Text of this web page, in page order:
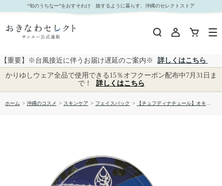
【チュフディナチュール】オキナワペーストクレイ クチャ｜おきなわセレクト サンエー公式
通販
“旬のうちなー”をおすそわけ 旅するように暮らす、沖縄のセレクトストア
【重要】※台風接近に伴うお届け遅延のご案内※
詳しくはこちら
かりゆしウェア全品で使用できる15％オフクーポン配布中7月31日ま
で！
詳しくはこちら
ホーム > 沖縄のコスメ > スキンケア > フェイスパック > 【チュフディナチュール】オキナワペーストクレイ クチャ